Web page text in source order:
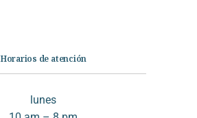
Horarios de atención
lunes